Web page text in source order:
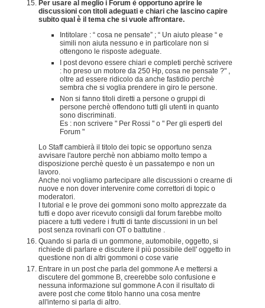
Per usare al meglio i Forum è opportuno aprire le
discussioni con titoli adeguati e chiari che lascino capire
subito qual è il tema che si vuole affrontare.
Intitolare : “ cosa ne pensate” ; “ Un aiuto please “ e
simili non aiuta nessuno e in particolare non si
ottengono le risposte adeguate.
I post devono essere chiari e completi perchè scrivere
: ho preso un motore da 250 Hp, cosa ne pensate ?" ,
oltre ad essere ridicolo da anche fastidio perchè
sembra che si voglia prendere in giro le persone.
Non si fanno titoli diretti a persone o gruppi di
persone perchè offendono tutti gli utenti in quanto
sono discriminati.
Es : non scrivere " Per Rossi " o " Per gli esperti del
Forum "
Lo Staff cambierà il titolo dei topic se opportuno senza
avvisare l'autore perchè non abbiamo molto tempo a
disposizione perchè questo è un passatempo e non un
lavoro.
Anche noi vogliamo partecipare alle discussioni o crearne di
nuove e non dover intervenire come correttori di topic o
moderatori.
I tutorial e le prove dei gommoni sono molto apprezzate da
tutti e dopo aver ricevuto consigli dal forum farebbe molto
piacere a tutti vedere i frutti di tante discussioni in un bel
post senza rovinarli con OT o battutine .
Quando si parla di un gommone, automobile, oggetto, si
richiede di parlare e discutere il più possibile dell' oggetto in
questione non di altri gommoni o cose varie
Entrare in un post che parla del gommone A e mettersi a
discutere del gommone B, creerebbe solo confusione e
nessuna informazione sul gommone A con il risultato di
avere post che come titolo hanno una cosa mentre
all'interno si parla di altro.